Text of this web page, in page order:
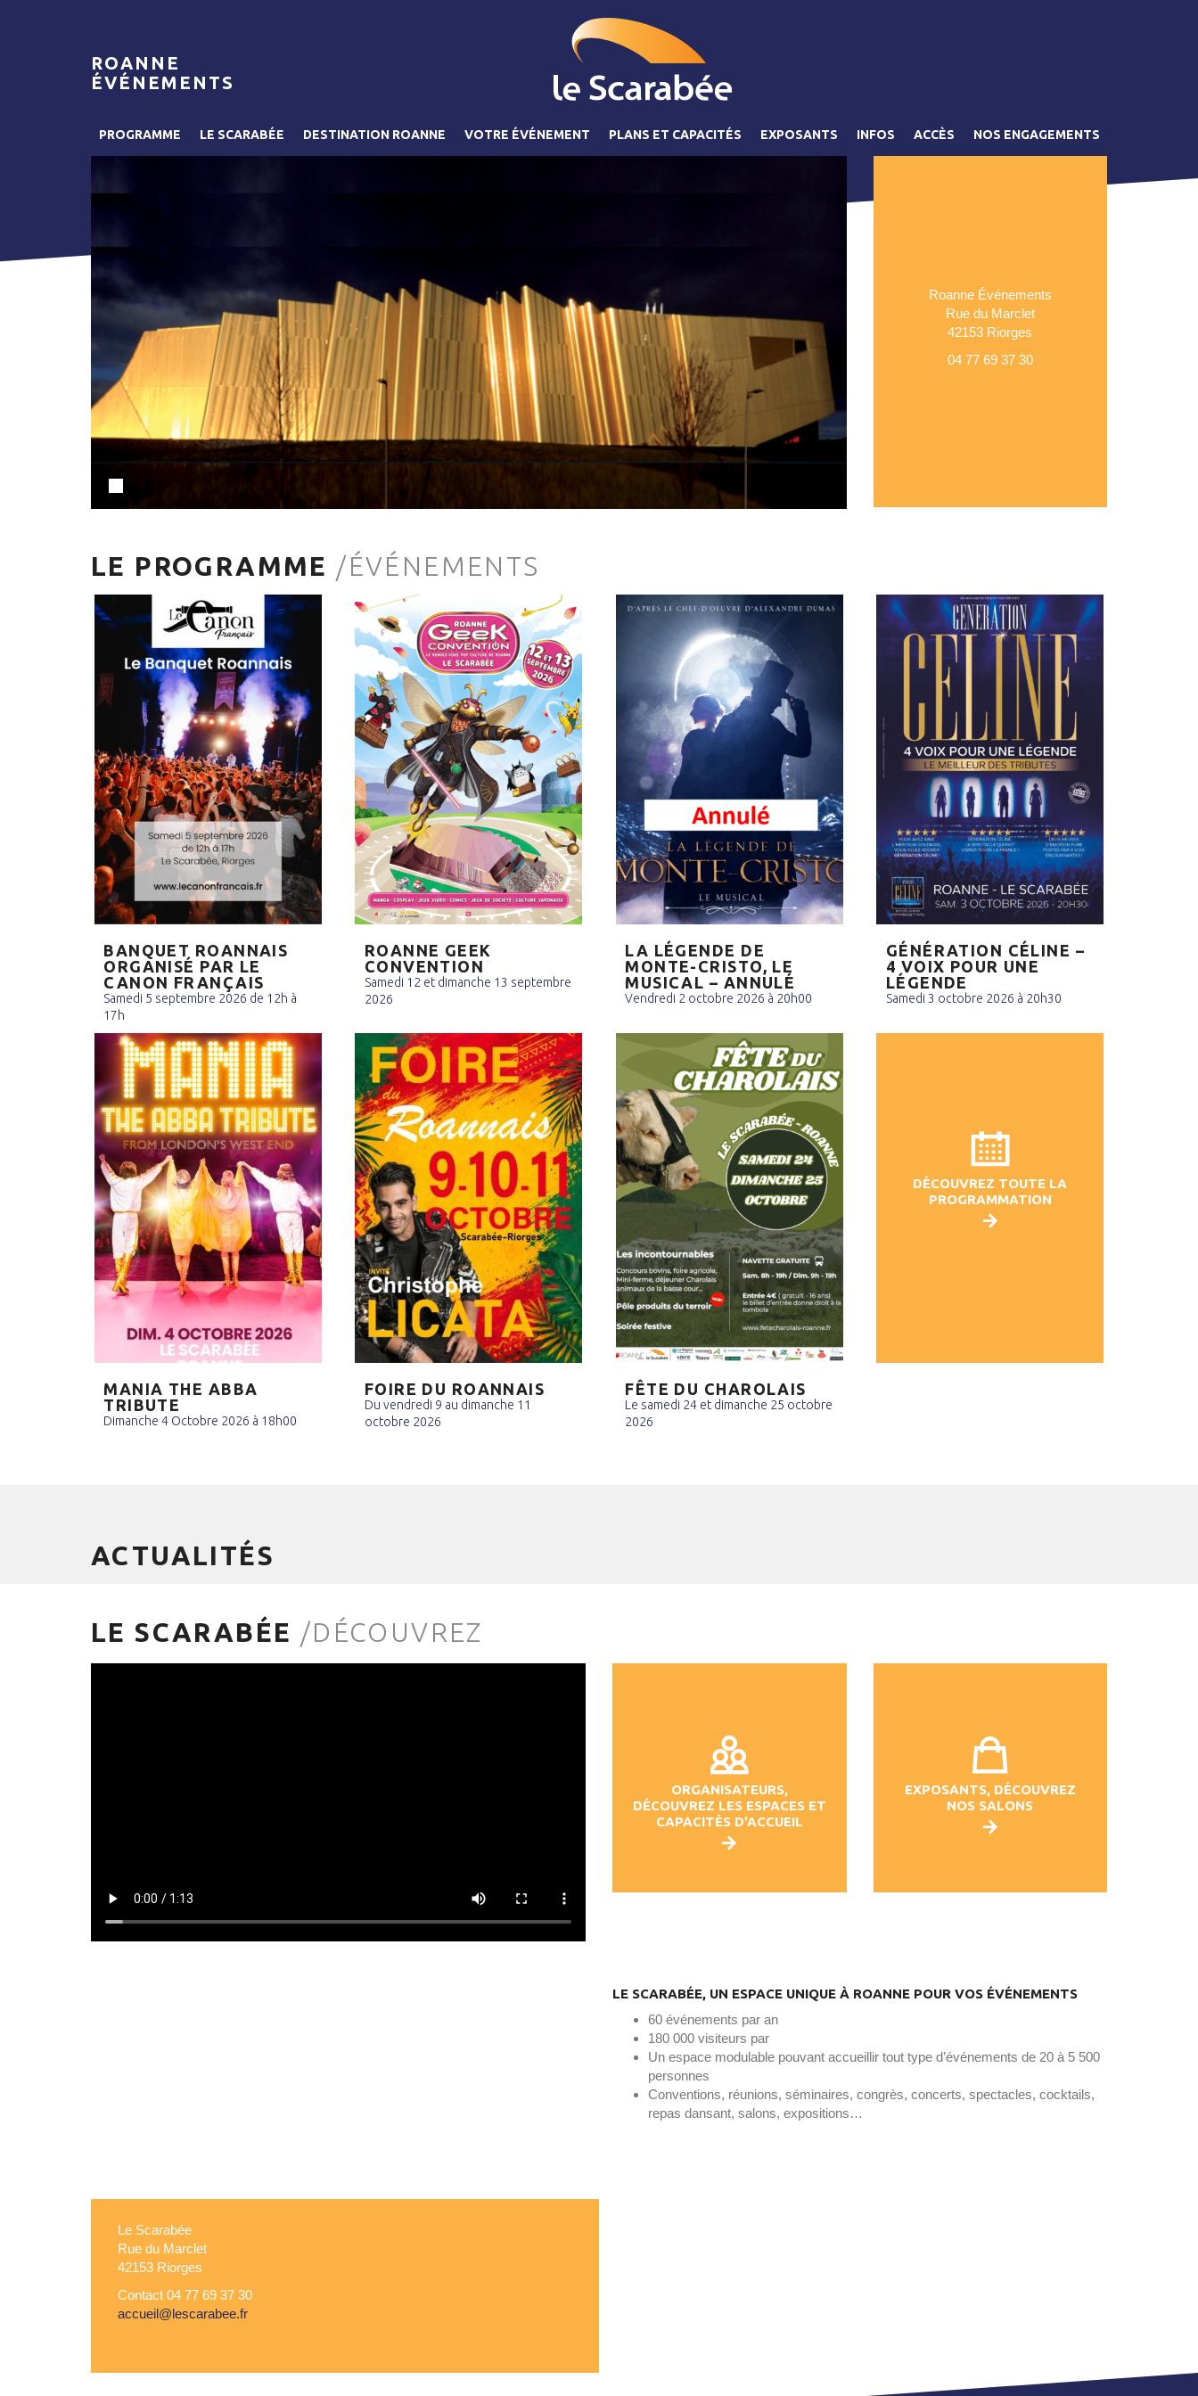
ROANNE
ÉVÉNEMENTS
PROGRAMME LE SCARABÉE DESTINATION ROANNE VOTRE ÉVÉNEMENT PLANS ET CAPACITÉS EXPOSANTS INFOS ACCÈS NOS ENGAGEMENTS
1
Roanne Événements
Rue du Marclet
42153 Riorges
04 77 69 37 30
LE PROGRAMME /ÉVÉNEMENTS
BANQUET ROANNAIS
ORGANISÉ PAR LE
CANON FRANÇAIS
Samedi 5 septembre 2026 de 12h à
17h
ROANNE GEEK
CONVENTION
Samedi 12 et dimanche 13 septembre
2026
LA LÉGENDE DE
MONTE-CRISTO, LE
MUSICAL – ANNULÉ
Vendredi 2 octobre 2026 à 20h00
GÉNÉRATION CÉLINE –
4 VOIX POUR UNE
LÉGENDE
Samedi 3 octobre 2026 à 20h30
MANIA THE ABBA
TRIBUTE
Dimanche 4 Octobre 2026 à 18h00
FOIRE DU ROANNAIS
Du vendredi 9 au dimanche 11
octobre 2026
FÊTE DU CHAROLAIS
Le samedi 24 et dimanche 25 octobre
2026
DÉCOUVREZ TOUTE LA
PROGRAMMATION
ACTUALITÉS
LE SCARABÉE /DÉCOUVREZ
ORGANISATEURS,
DÉCOUVREZ LES ESPACES ET
CAPACITÉS D’ACCUEIL
EXPOSANTS, DÉCOUVREZ
NOS SALONS
LE SCARABÉE, UN ESPACE UNIQUE À ROANNE POUR VOS ÉVÉNEMENTS
60 événements par an
180 000 visiteurs par
Un espace modulable pouvant accueillir tout type d’événements de 20 à 5 500
personnes
Conventions, réunions, séminaires, congrès, concerts, spectacles, cocktails,
repas dansant, salons, expositions…
Le Scarabée
Rue du Marclet
42153 Riorges
Contact 04 77 69 37 30
accueil@lescarabee.fr